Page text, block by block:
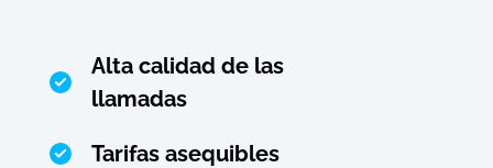
Alta calidad de las
llamadas
Tarifas asequibles